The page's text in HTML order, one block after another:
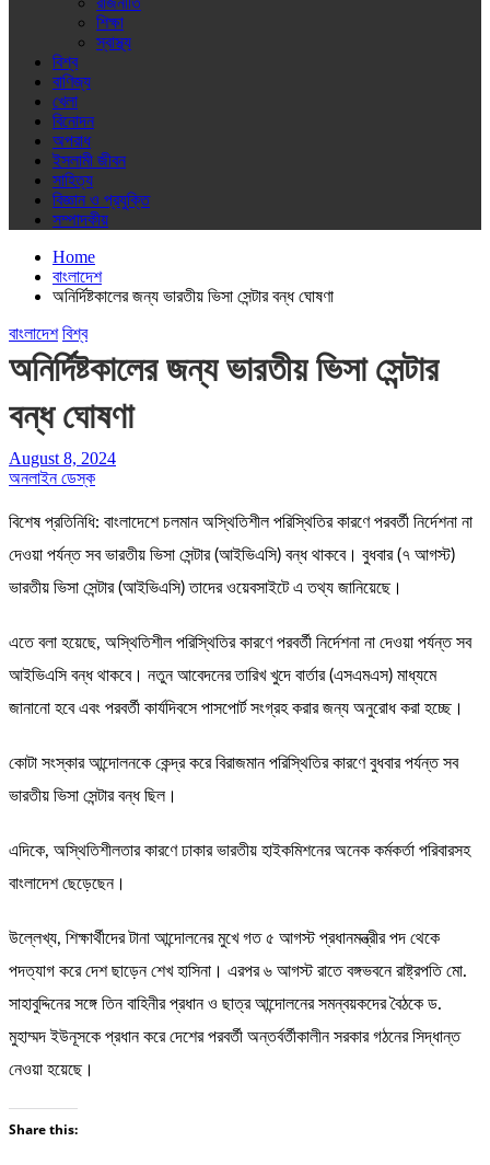
শিক্ষা
স্বাস্থ্য
বিশ্ব
বাণিজ্য
খেলা
বিনোদন
অপরাধ
ইসলামী জীবন
সাহিত্য
বিজ্ঞান ও প্রযুক্তি
সম্পাদকীয়
Home
বাংলাদেশ
অনির্দিষ্টকালের জন্য ভারতীয় ভিসা সেন্টার বন্ধ ঘোষণা
বাংলাদেশ বিশ্ব
অনির্দিষ্টকালের জন্য ভারতীয় ভিসা সেন্টার
বন্ধ ঘোষণা
August 8, 2024
অনলাইন ডেস্ক
বিশেষ প্রতিনিধি: বাংলাদেশে চলমান অস্থিতিশীল পরিস্থিতির কারণে পরবর্তী নির্দেশনা না
দেওয়া পর্যন্ত সব ভারতীয় ভিসা সেন্টার (আইভিএসি) বন্ধ থাকবে। বুধবার (৭ আগস্ট)
ভারতীয় ভিসা সেন্টার (আইভিএসি) তাদের ওয়েবসাইটে এ তথ্য জানিয়েছে।
এতে বলা হয়েছে, অস্থিতিশীল পরিস্থিতির কারণে পরবর্তী নির্দেশনা না দেওয়া পর্যন্ত সব
আইভিএসি বন্ধ থাকবে। নতুন আবেদনের তারিখ খুদে বার্তার (এসএমএস) মাধ্যমে
জানানো হবে এবং পরবর্তী কার্যদিবসে পাসপোর্ট সংগ্রহ করার জন্য অনুরোধ করা হচ্ছে।
কোটা সংস্কার আন্দোলনকে কেন্দ্র করে বিরাজমান পরিস্থিতির কারণে বুধবার পর্যন্ত সব
ভারতীয় ভিসা সেন্টার বন্ধ ছিল।
এদিকে, অস্থিতিশীলতার কারণে ঢাকার ভারতীয় হাইকমিশনের অনেক কর্মকর্তা পরিবারসহ
বাংলাদেশ ছেড়েছেন।
উল্লেখ্য, শিক্ষার্থীদের টানা আন্দোলনের মুখে গত ৫ আগস্ট প্রধানমন্ত্রীর পদ থেকে
পদত্যাগ করে দেশ ছাড়েন শেখ হাসিনা। এরপর ৬ আগস্ট রাতে বঙ্গভবনে রাষ্ট্রপতি মো.
সাহাবুদ্দিনের সঙ্গে তিন বাহিনীর প্রধান ও ছাত্র আন্দোলনের সমন্বয়কদের বৈঠকে ড.
মুহাম্মদ ইউনূসকে প্রধান করে দেশের পরবর্তী অন্তর্বর্তীকালীন সরকার গঠনের সিদ্ধান্ত
নেওয়া হয়েছে।
Share this: